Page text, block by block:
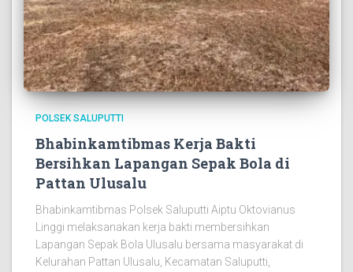
POLSEK SALUPUTTI
Bhabinkamtibmas Kerja Bakti
Bersihkan Lapangan Sepak Bola di
Pattan Ulusalu
Bhabinkamtibmas Polsek Saluputti Aiptu Oktovianus
Linggi melaksanakan kerja bakti membersihkan
Lapangan Sepak Bola Ulusalu bersama masyarakat di
Kelurahan Pattan Ulusalu, Kecamatan Saluputti,